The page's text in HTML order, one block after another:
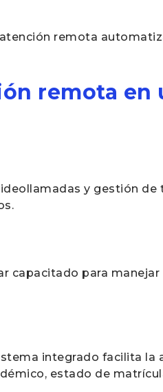
remota
remota
y gestión de
capacitado para
integrado facilita la
estado de